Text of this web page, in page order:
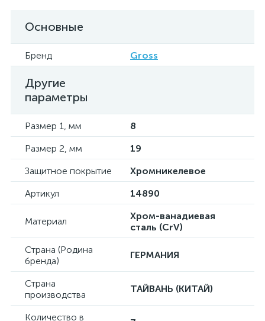
Основные
Бренд Gross
Другие
параметры
Размер 1, мм
8
Размер 2, мм
19
Защитное покрытие
Хромникелевое
Артикул
14890
Материал
Хром-ванадиевая
сталь (CrV)
Страна (Родина
бренда)
ГЕРМАНИЯ
Страна
производства
ТАЙВАНЬ (КИТАЙ)
Количество в